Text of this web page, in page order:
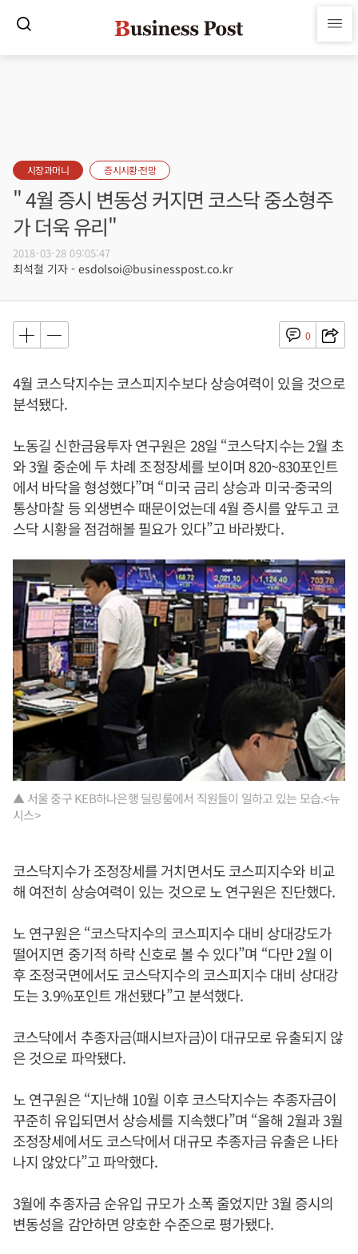
시장과머니 증시시황·전망
" 4월 증시 변동성 커지면 코스닥 중소형주
가 더욱 유리"
2018-03-28 09:05:47
최석철 기자 - esdolsoi@businesspost.co.kr
0
4월 코스닥지수는 코스피지수보다 상승여력이 있을 것으로
분석됐다.
노동길 신한금융투자 연구원은 28일 “코스닥지수는 2월 초
와 3월 중순에 두 차례 조정장세를 보이며 820~830포인트
에서 바닥을 형성했다”며 “미국 금리 상승과 미국-중국의
통상마찰 등 외생변수 때문이었는데 4월 증시를 앞두고 코
스닥 시황을 점검해볼 필요가 있다”고 바라봤다.
▲ 서울 중구 KEB하나은행 딜링룸에서 직원들이 일하고 있는 모습.<뉴
시스>
코스닥지수가 조정장세를 거치면서도 코스피지수와 비교
해 여전히 상승여력이 있는 것으로 노 연구원은 진단했다.
노 연구원은 “코스닥지수의 코스피지수 대비 상대강도가
떨어지면 중기적 하락 신호로 볼 수 있다”며 “다만 2월 이
후 조정국면에서도 코스닥지수의 코스피지수 대비 상대강
도는 3.9%포인트 개선됐다”고 분석했다.
코스닥에서 추종자금(패시브자금)이 대규모로 유출되지 않
은 것으로 파악됐다.
노 연구원은 “지난해 10월 이후 코스닥지수는 추종자금이
꾸준히 유입되면서 상승세를 지속했다”며 “올해 2월과 3월
조정장세에서도 코스닥에서 대규모 추종자금 유출은 나타
나지 않았다”고 파악했다.
3월에 추종자금 순유입 규모가 소폭 줄었지만 3월 증시의
변동성을 감안하면 양호한 수준으로 평가됐다.